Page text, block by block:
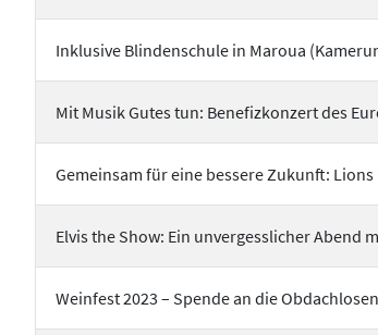
Inklusive Blindenschule in Maroua
Mit Musik Gutes tun: Benefizkonzert des
Gemeinsam für eine bessere Zukunft:
Elvis the Show: Ein unvergesslicher Abend
Weinfest 2023 – Spende an die